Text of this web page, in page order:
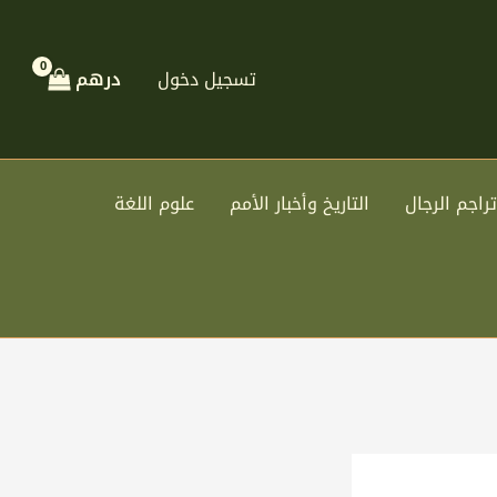
تسجيل دخول درهم
تراجم الرجال التاريخ وأخبار الأمم علوم اللغة